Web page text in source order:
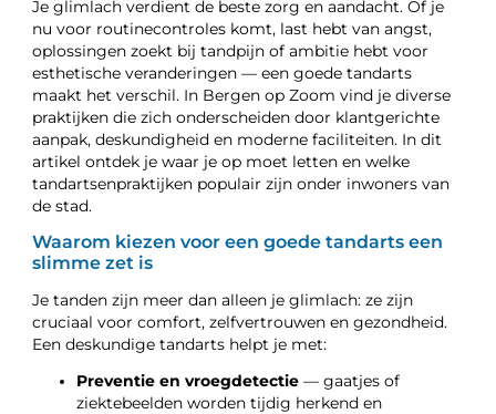
Je glimlach verdient de beste zorg en aandacht. Of je
nu voor routinecontroles komt, last hebt van angst,
oplossingen zoekt bij tandpijn of ambitie hebt voor
esthetische veranderingen — een goede tandarts
maakt het verschil. In Bergen op Zoom vind je diverse
praktijken die zich onderscheiden door klantgerichte
aanpak, deskundigheid en moderne faciliteiten. In dit
artikel ontdek je waar je op moet letten en welke
tandartsenpraktijken populair zijn onder inwoners van
de stad.
Waarom kiezen voor een goede tandarts een
slimme zet is
Je tanden zijn meer dan alleen je glimlach: ze zijn
cruciaal voor comfort, zelfvertrouwen en gezondheid.
Een deskundige tandarts helpt je met:
Preventie en vroegdetectie — gaatjes of
ziektebeelden worden tijdig herkend en